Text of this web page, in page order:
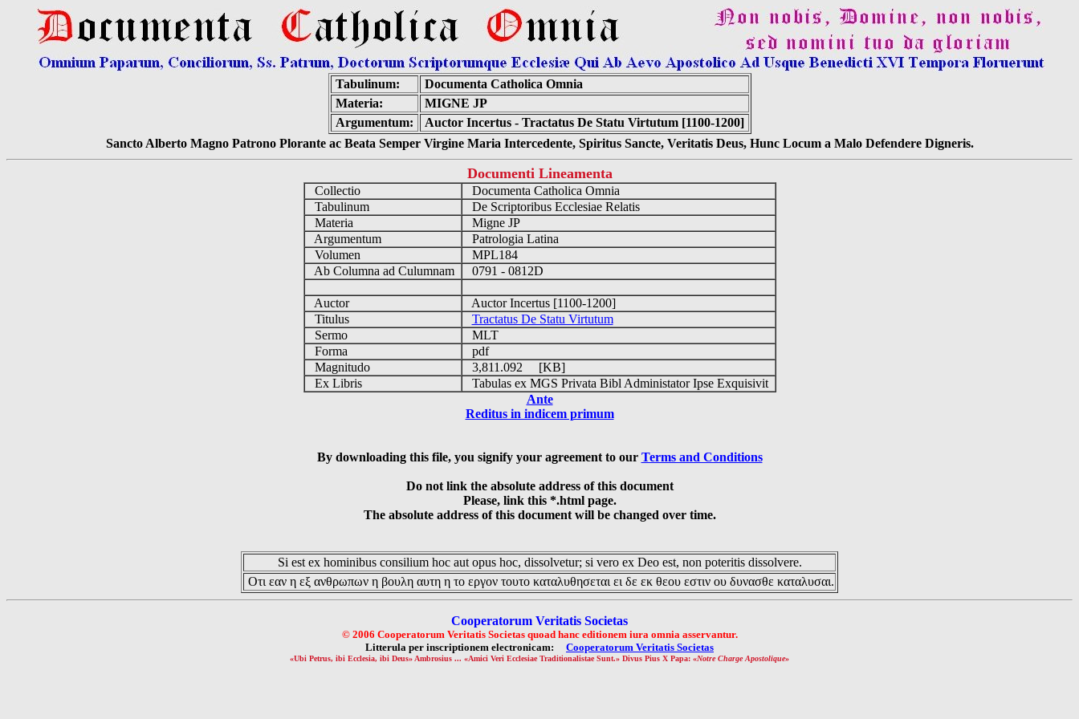
Tabulinum:
Documenta Catholica Omnia
Materia:
MIGNE JP
Argumentum:
Auctor Incertus - Tractatus De Statu Virtutum [1100-1200]
Sancto Alberto Magno Patrono Plorante ac Beata Semper Virgine Maria Intercedente, Spiritus Sancte, Veritatis Deus, Hunc Locum a Malo Defendere Digneris.
Documenti Lineamenta
Collectio
Documenta Catholica Omnia
Tabulinum
De Scriptoribus Ecclesiae Relatis
Materia
Migne JP
Argumentum
Patrologia Latina
Volumen
MPL184
Ab Columna ad Culumnam
0791 - 0812D
Auctor
Auctor Incertus [1100-1200]
Titulus
Tractatus De Statu Virtutum
Sermo
MLT
Forma
pdf
Magnitudo
3,811.092 [KB]
Ex Libris
Tabulas ex MGS Privata Bibl Administator Ipse Exquisivit
Ante
Reditus in indicem primum
By downloading this file, you signify your agreement to our Terms and Conditions
Do not link the absolute address of this document
Please, link this *.html page.
The absolute address of this document will be changed over time.
Si est ex hominibus consilium hoc aut opus hoc, dissolvetur; si vero ex Deo est, non poteritis dissolvere.
Οτι εαν η εξ ανθρωπων η βουλη αυτη η το εργον τουτο καταλυθησεται ει δε εκ θεου εστιν ου δυνασθε καταλυσαι.
Cooperatorum Veritatis Societas
© 2006 Cooperatorum Veritatis Societas quoad hanc editionem iura omnia asservantur.
Litterula per inscriptionem electronicam: Cooperatorum Veritatis Societas
«Ubi Petrus, ibi Ecclesia, ibi Deus» Ambrosius ... «Amici Veri Ecclesiae Traditionalistae Sunt.» Divus Pius X Papa: «Notre Charge Apostolique»